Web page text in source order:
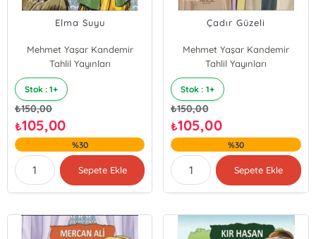
Elma Suyu
Mehmet Yaşar Kandemir
Tahlil Yayınları
Stok : 1+
₺150,00
₺105,00
%30
Sepete Ekle
Çadır Güzeli
Mehmet Yaşar Kandemir
Tahlil Yayınları
Stok : 1+
₺150,00
₺105,00
%30
Sepete Ekle